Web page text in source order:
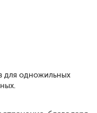
для одножильных